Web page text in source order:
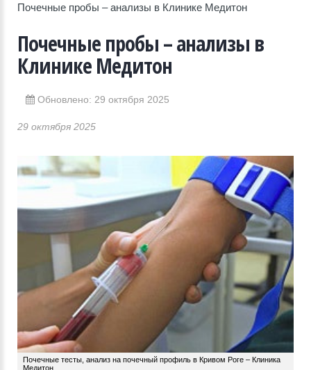
Почечные пробы – анализы в Клинике Медитон
Почечные пробы – анализы в
Клинике Медитон
Обновлено: 29 октября 2025
29 октября 2025
Почечные тесты, анализ на почечный профиль в Кривом Роге – Клиника
Медитон